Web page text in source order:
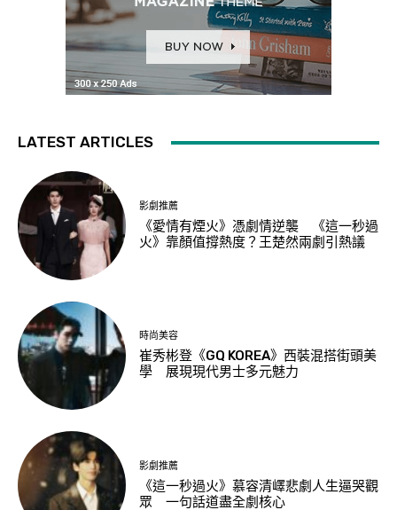
LATEST ARTICLES
影劇推薦
《愛情有煙火》憑劇情逆襲 《這一秒過
火》靠顏值撐熱度？王楚然兩劇引熱議
時尚美容
崔秀彬登《GQ KOREA》西裝混搭街頭美
學 展現現代男士多元魅力
影劇推薦
《這一秒過火》慕容清嶧悲劇人生逼哭觀
眾 一句話道盡全劇核心